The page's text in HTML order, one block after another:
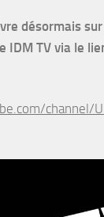
désormais
IDM TV via le
channel/